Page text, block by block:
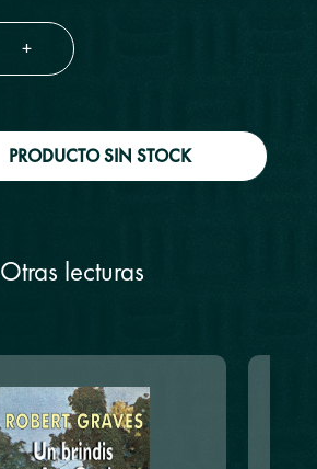
+
PRODUCTO SIN STOCK
Otras lecturas